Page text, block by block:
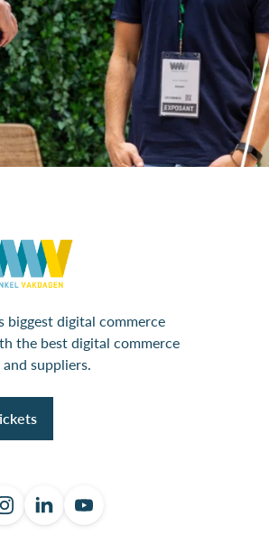
biggest digital commerce
the best digital commerce
suppliers.